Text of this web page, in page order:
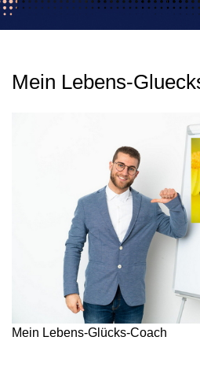
Mein Lebens-
Mein Lebens-Glücks-Coach